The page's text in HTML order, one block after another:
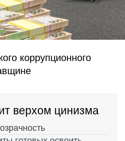
коррупционного
верхом цинизма